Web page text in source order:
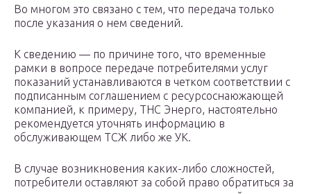
Во многом это связано с тем, что передача только
после указания о нем сведений.
К сведению — по причине того, что временные
рамки в вопросе передаче потребителями услуг
показаний устанавливаются в четком соответствии с
подписанным соглашением с ресурсоснаюжающей
компанией, к примеру, ТНС Энерго, настоятельно
рекомендуется уточнять информацию в
обслуживающем ТСЖ либо же УК.
В случае возникновения каких-либо сложностей,
потребители оставляют за собой право обратиться за